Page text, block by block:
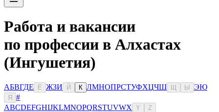
Работа и вакансии
по профессии в Алхастах
(Ингушетия)
АБВГДЕ Ё ЖЗИ Й К ЛМНОПРСТУФХЦЧШ Ы ЭЮ
Я
#
ABCDEFGHIJKLMNOPQRSTUVWX Y Z